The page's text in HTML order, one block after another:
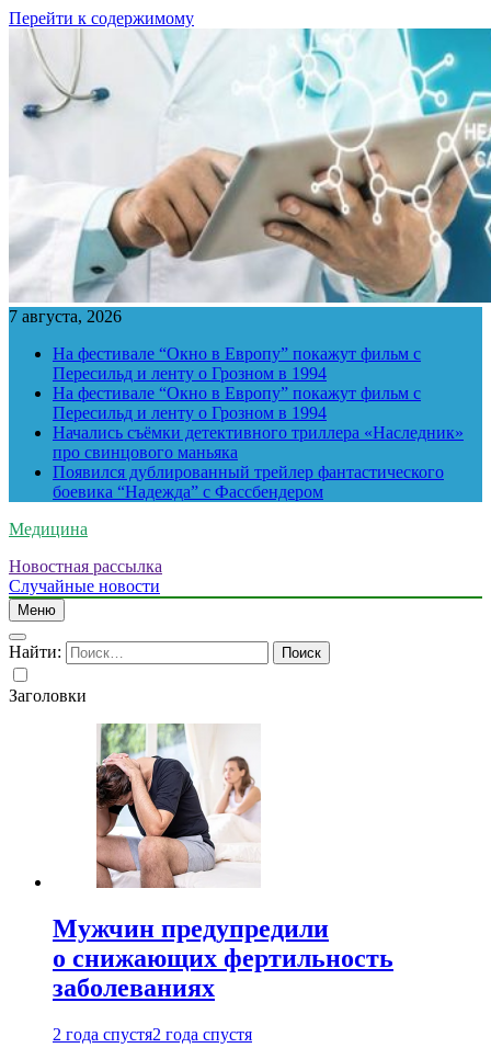
Перейти к содержимому
7 августа, 2026
На фестивале “Окно в Европу” покажут фильм с
Пересильд и ленту о Грозном в 1994
На фестивале “Окно в Европу” покажут фильм с
Пересильд и ленту о Грозном в 1994
Начались съёмки детективного триллера «Наследник»
про свинцового маньяка
Появился дублированный трейлер фантастического
боевика “Надежда” с Фассбендером
Медицина
Новостная рассылка
Случайные новости
Меню
Найти:
Заголовки
Мужчин предупредили
о снижающих фертильность
заболеваниях
2 года спустя2 года спустя